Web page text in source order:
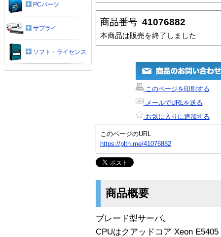
商品番号 41076882
本商品は販売を終了しました
このページを印刷する
メールでURLを送る
お気に入りに追加する
このページのURL
https://plth.me/41076882
商品概要
ブレード型サーバ｡
CPUはクアッドコア Xeon E5405
PCパーツ
サプライ
ソフト・ライセンス